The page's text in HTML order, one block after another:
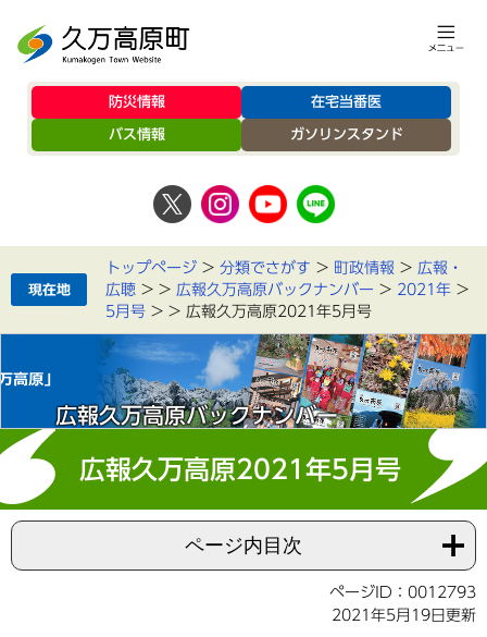
防災情報 在宅当番医
バス情報 ガソリンスタンド
トップページ > 分類でさがす > 町政情報 > 広報・
広聴 > > 広報久万高原バックナンバー > 2021年 >
5月号 > > 広報久万高原2021年5月号
広報久万高原バックナンバー
広報久万高原2021年5月号
ページ内目次
ページID：0012793
2021年5月19日更新